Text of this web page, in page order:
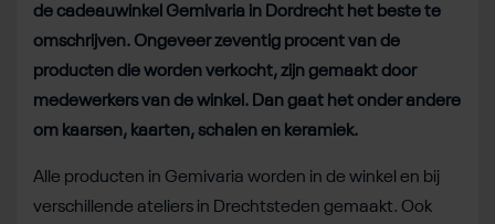
de cadeauwinkel Gemivaria in Dordrecht het beste te
omschrijven. Ongeveer zeventig procent van de
producten die worden verkocht, zijn gemaakt door
medewerkers van de winkel. Dan gaat het onder andere
om kaarsen, kaarten, schalen en keramiek.
Alle producten in Gemivaria worden in de winkel en bij
verschillende ateliers in Drechtsteden gemaakt. Ook